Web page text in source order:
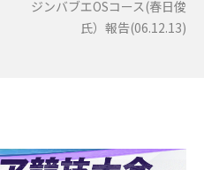
ジンバブエOSコース(春日俊
氏）報告(06.12.13)